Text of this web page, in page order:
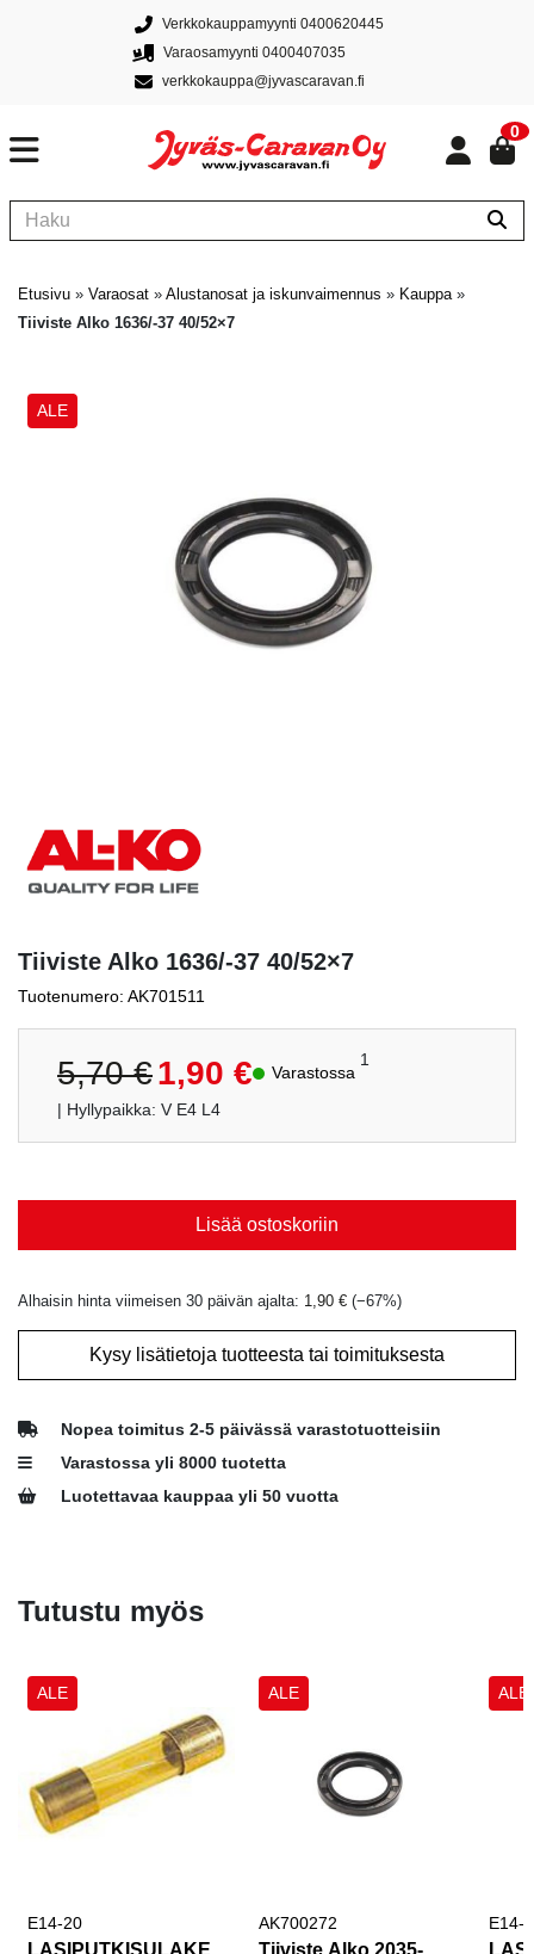
Verkkokauppamyynti 0400620445
Varaosamyynti 0400407035
verkkokauppa@jyvascaravan.fi
0
Etusivu » Varaosat » Alustanosat ja iskunvaimennus » Kauppa»
Tiiviste Alko 1636/-37 40/52×7
ALE
Tiiviste Alko 1636/-37 40/52×7
Tuotenumero: AK701511
5,70€
Alkuperäinen
hinta
oli:
5,70 €.
1,90 €
Nykyinen
hinta
on:
1,90 €.
Varastossa
1
| Hyllypaikka: V E4 L4
Lisää ostoskoriin
Alhaisin hinta viimeisen 30 päivän ajalta: 1,90 € (−67%)
Kysy lisätietoja tuotteesta tai toimituksesta
Nopea toimitus 2-5 päivässä varastotuotteisiin
Varastossa yli 8000 tuotetta
Luotettavaa kauppaa yli 50 vuotta
Tutustu myös
ALE
E14-20
ALE
AK700272
ALE
E14-